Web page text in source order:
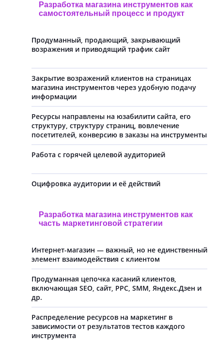
Разработка магазина инструментов как
самостоятельный процесс и продукт
Продуманный, продающий, закрывающий
возражения и приводящий трафик сайт
Закрытие возражений клиентов на страницах
магазина инструментов через удобную подачу
информации
Ресурсы направлены на юзабилити сайта, его
структуру, структуру страниц, вовлечение
посетителей, конверсию в заказы на инструменты
Работа с горячей целевой аудиторией
Оцифровка аудитории и её действий
Разработка магазина инструментов как
часть маркетинговой стратегии
Интернет-магазин — важный, но не единственный
элемент взаимодействия с клиентом
Продуманная цепочка касаний клиентов,
включающая SEO, сайт, PPC, SMM, Яндекс.Дзен и
др.
Распределение ресурсов на маркетинг в
зависимости от результатов тестов каждого
инструмента